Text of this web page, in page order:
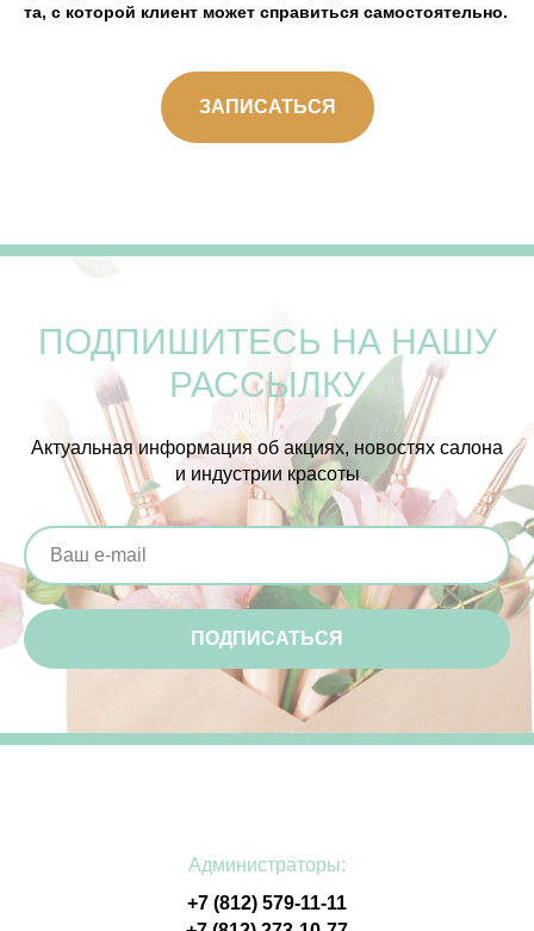
та, с которой клиент может справиться самостоятельно.
ЗАПИСАТЬСЯ
ПОДПИШИТЕСЬ НА НАШУ
РАССЫЛКУ
Актуальная информация об акциях, новостях салона
и индустрии красоты
ПОДПИСАТЬСЯ
Администраторы:
+7 (812) 579-11-11